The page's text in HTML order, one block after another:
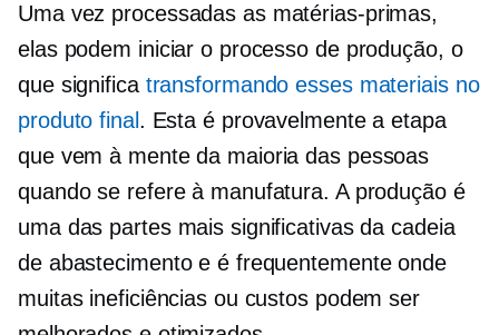
Uma vez processadas as matérias-primas,
elas podem iniciar o processo de produção, o
que significa transformando esses materiais no
produto final . Esta é provavelmente a etapa
que vem à mente da maioria das pessoas
quando se refere à manufatura. A produção é
uma das partes mais significativas da cadeia
de abastecimento e é frequentemente onde
muitas ineficiências ou custos podem ser